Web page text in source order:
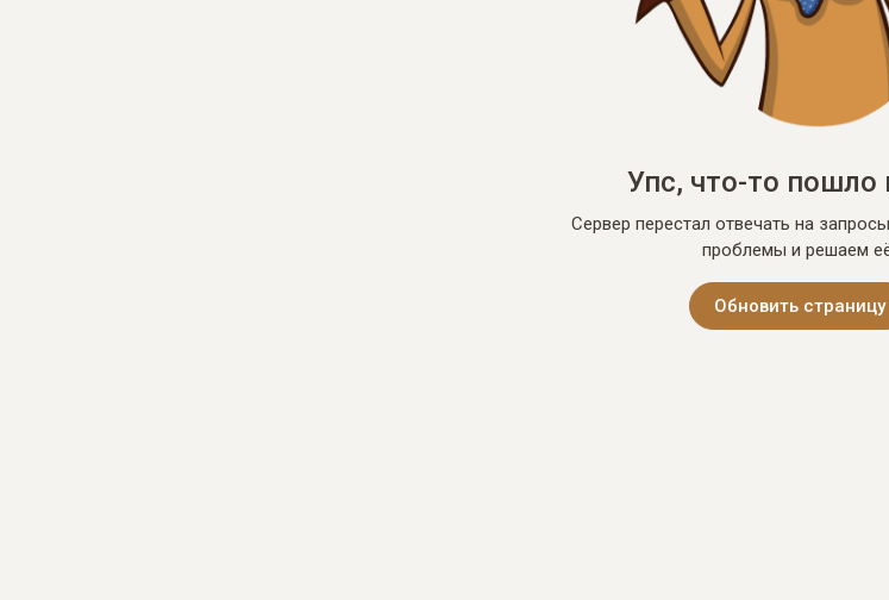
Упс, что-то пошло
Сервер перестал отвечать на
проблемы и решаем
Обновить страницу